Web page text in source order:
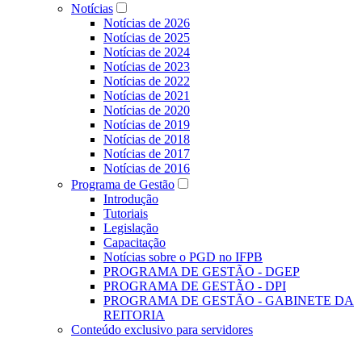
Notícias
Notícias de 2026
Notícias de 2025
Notícias de 2024
Notícias de 2023
Notícias de 2022
Notícias de 2021
Notícias de 2020
Notícias de 2019
Notícias de 2018
Notícias de 2017
Notícias de 2016
Programa de Gestão
Introdução
Tutoriais
Legislação
Capacitação
Notícias sobre o PGD no IFPB
PROGRAMA DE GESTÃO - DGEP
PROGRAMA DE GESTÃO - DPI
PROGRAMA DE GESTÃO - GABINETE DA
REITORIA
Conteúdo exclusivo para servidores